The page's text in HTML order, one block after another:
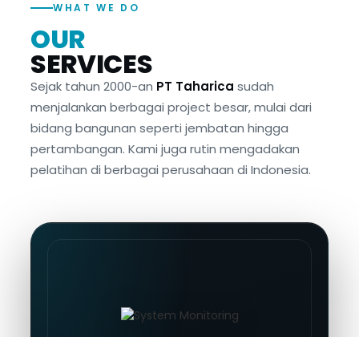
WHAT WE DO
OUR
SERVICES
Sejak tahun 2000-an PT Taharica sudah
menjalankan berbagai project besar, mulai dari
bidang bangunan seperti jembatan hingga
pertambangan. Kami juga rutin mengadakan
pelatihan di berbagai perusahaan di Indonesia.